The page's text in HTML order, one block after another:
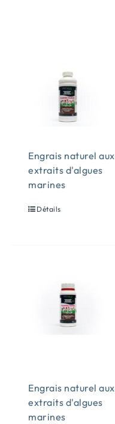
Engrais naturel aux
extraits d'algues
marines
Détails
Engrais naturel aux
extraits d'algues
marines